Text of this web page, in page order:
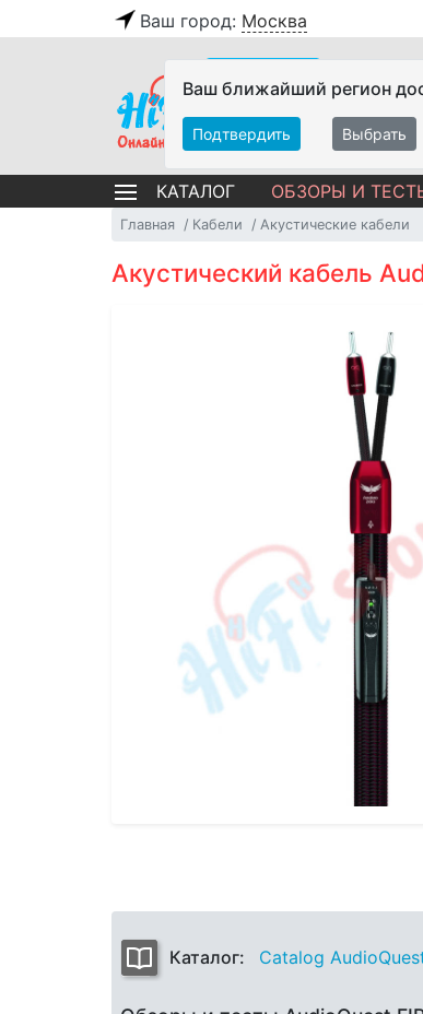
Ваш город: Москва
Ваш ближайший регион
Подтвердить Выбрать
КАТАЛОГ ОБЗОРЫ И
Главная Кабели Акустические кабели
Акустический кабель
Каталог: Catalog